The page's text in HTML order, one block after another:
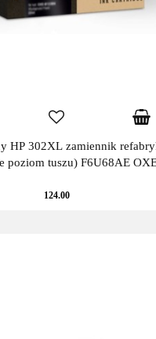
HP 302XL zamiennik
poziom tuszu) F6U68AE
124.00